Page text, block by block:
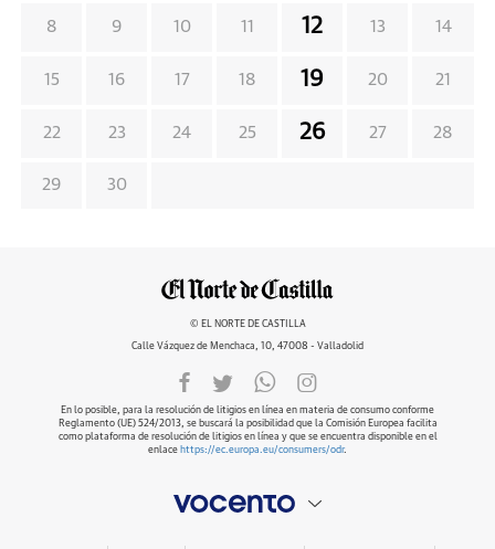
8 9 10 11 12 13 14
15 16 17 18 19 20 21
22 23 24 25 26 27 28
29 30
© EL NORTE DE CASTILLA
Calle Vázquez de Menchaca, 10, 47008 - Valladolid
En lo posible, para la resolución de litigios en línea en materia de consumo conforme
Reglamento (UE) 524/2013, se buscará la posibilidad que la Comisión Europea facilita
como plataforma de resolución de litigios en línea y que se encuentra disponible en el
enlace https://ec.europa.eu/consumers/odr.